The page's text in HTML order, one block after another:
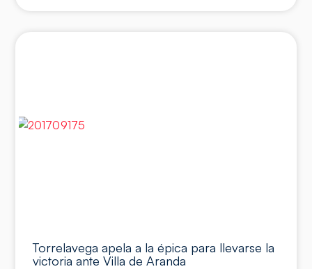
Torrelavega apela a la épica para llevarse la
victoria ante Villa de Aranda